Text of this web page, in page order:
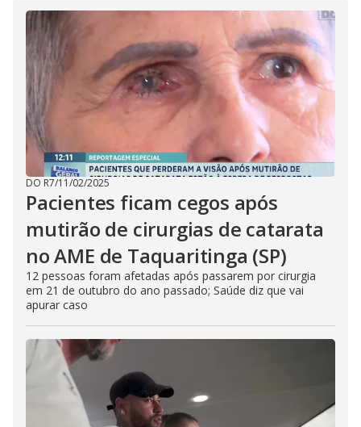
DO R7/11/02/2025
Pacientes ficam cegos após
mutirão de cirurgias de catarata
no AME de Taquaritinga (SP)
12 pessoas foram afetadas após passarem por cirurgia
em 21 de outubro do ano passado; Saúde diz que vai
apurar caso